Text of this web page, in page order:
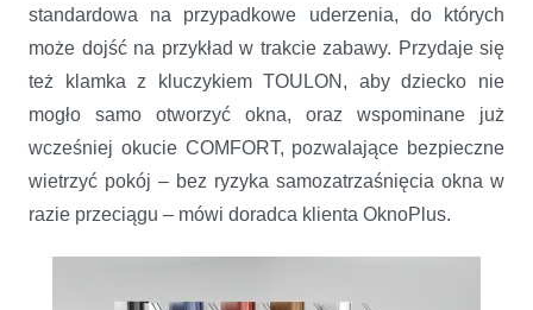
standardowa na przypadkowe uderzenia, do których
może dojść na przykład w trakcie zabawy. Przydaje się
też klamka z kluczykiem TOULON, aby dziecko nie
mogło samo otworzyć okna, oraz wspominane już
wcześniej okucie COMFORT, pozwalające bezpieczne
wietrzyć pokój – bez ryzyka samozatrzaśnięcia okna w
razie przeciągu – mówi doradca klienta OknoPlus.